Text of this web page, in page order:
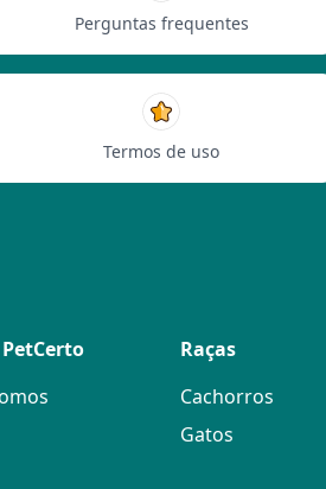
Perguntas frequentes
Termos de uso
Raças
Cachorros
Gatos